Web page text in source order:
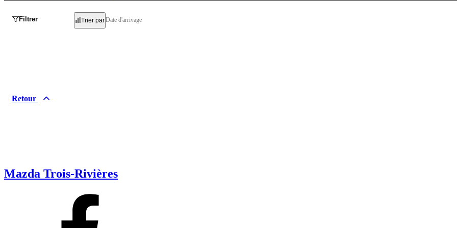
Filtrer Trier parDate d'arrivage
Retour
Mazda Trois-Rivières